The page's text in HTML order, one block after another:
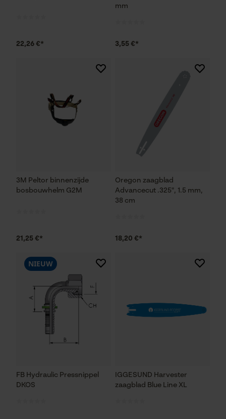
22,26 €*
mm
3,55 €*
3M Peltor binnenzijde
bosbouwhelm G2M
21,25 €*
Oregon zaagblad
Advancecut .325", 1.5 mm,
38 cm
18,20 €*
FB Hydraulic Pressnippel
DKOS
NIEUW
IGGESUND Harvester
zaagblad Blue Line XL